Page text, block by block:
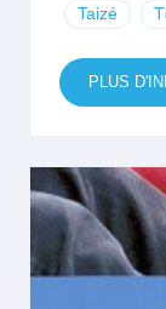
Taizé
PLUS